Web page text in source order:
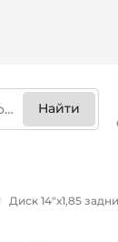
Диск 14"х1,85